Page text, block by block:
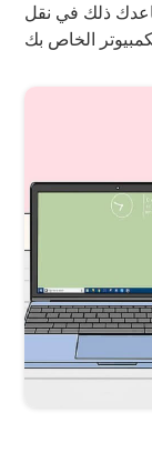
ذلك في نقل